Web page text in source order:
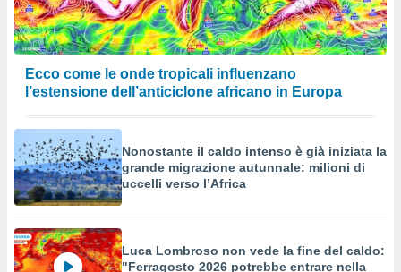
Ecco come le onde tropicali influenzano
l’estensione dell’anticiclone africano in Europa
Nonostante il caldo intenso è già iniziata la
grande migrazione autunnale: milioni di
uccelli verso l’Africa
Luca Lombroso non vede la fine del caldo:
"Ferragosto 2026 potrebbe entrare nella